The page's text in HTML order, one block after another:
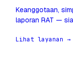
Keanggotaan,
laporan RAT —
Lihat layanan →